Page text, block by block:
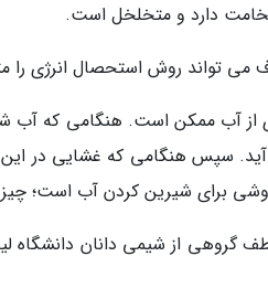
دارد و متخلخل است.
می تواند روش استحصال انرژی را
از آب ممکن است. هنگامی که آب
سپس هنگامی که غشایی در این
برای شیرین کردن آب است؛